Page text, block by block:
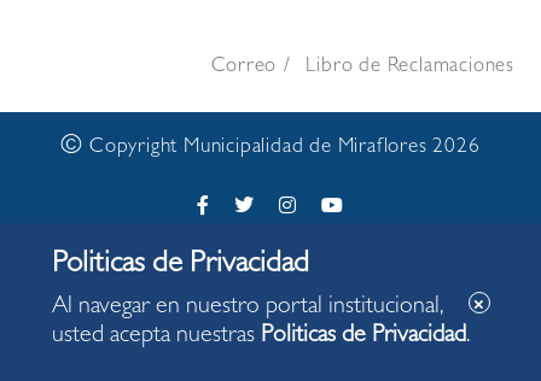
Correo Libro de Reclamaciones
© Copyright Municipalidad de Miraflores 2026
Al navegar en nuestro portal institucional,
usted acepta nuestras Politicas de Privacidad.